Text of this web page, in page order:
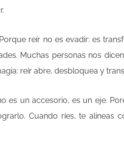
reír no es evadir: es
Muchas personas nos
reír abre, desbloquea y
es un accesorio, es un eje.
Cuando ríes, te alineas